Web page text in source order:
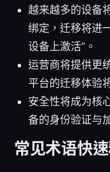
越来越多的设备
绑定，迁移将进
设备上激活”。
运营商将提供更
平台的迁移体验
安全性将成为核
备的身份验证与
常见术语快